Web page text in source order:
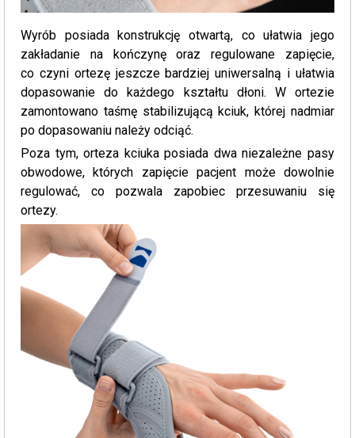
Wyrób posiada konstrukcję otwartą, co ułatwia jego
zakładanie na kończynę oraz regulowane zapięcie,
co czyni ortezę jeszcze bardziej uniwersalną i ułatwia
dopasowanie do każdego kształtu dłoni. W ortezie
zamontowano taśmę stabilizującą kciuk, której nadmiar
po dopasowaniu należy odciąć.
Poza tym, orteza kciuka posiada dwa niezależne pasy
obwodowe, których zapięcie pacjent może dowolnie
regulować, co pozwala zapobiec przesuwaniu się
ortezy.